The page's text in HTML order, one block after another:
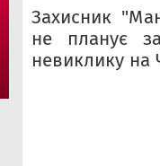
Захисник
не планує
невиклику на